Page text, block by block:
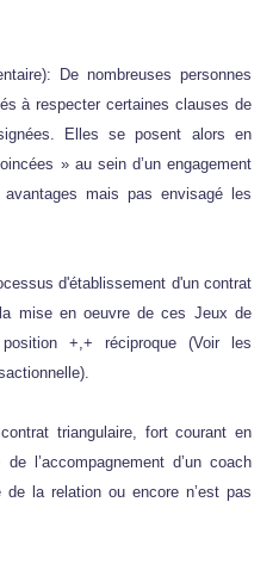
De nombreuses personnes
à respecter certaines clauses de
Elles se posent alors en
» au sein d’un engagement
mais pas envisagé les
d'établissement d'un contrat
mise en oeuvre de ces Jeux de
+,+ réciproque (Voir les
triangulaire, fort courant en
l’accompagnement d’un coach
de la relation ou encore n’est pas